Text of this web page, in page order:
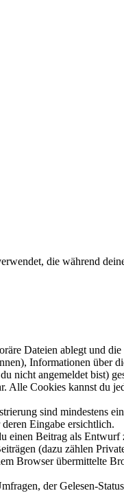
die während
Dateien ablegt und
Informationen über
nicht angemeldet bist)
Alle Cookies kannst du
sind mindestens
Eingabe ersichtlich.
einen Beitrag als Entwurf
(dazu zählen
Browser übermittelte
der Gelesen-